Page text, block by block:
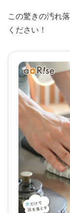
この驚きの汚れ
ください！